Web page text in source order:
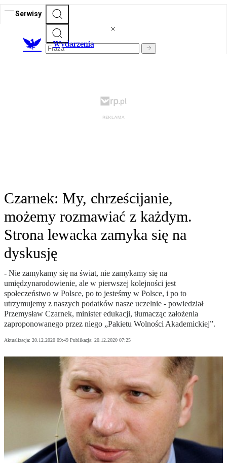
Serwisy
Wydarzenia
Czarnek: My, chrześcijanie,
możemy rozmawiać z każdym.
Strona lewacka zamyka się na
dyskusję
- Nie zamykamy się na świat, nie zamykamy się na
umiędzynarodowienie, ale w pierwszej kolejności jest
społeczeństwo w Polsce, po to jesteśmy w Polsce, i po to
utrzymujemy z naszych podatków nasze uczelnie - powiedział
Przemysław Czarnek, minister edukacji, tłumacząc założenia
zaproponowanego przez niego „Pakietu Wolności Akademickiej”.
Aktualizacja: 20.12.2020 09:49 Publikacja: 20.12.2020 07:25